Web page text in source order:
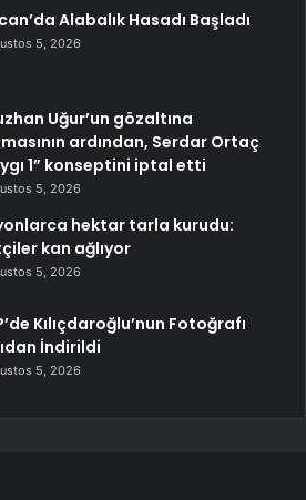
Alabalık Hasadı Başladı
5, 2026
Uğur’un gözaltına
ardından, Serdar Ortaç
1” konseptini iptal etti
5, 2026
hektar tarla kurudu:
kan ağlıyor
5, 2026
Kılıçdaroğlu’nun Fotoğrafı
İndirildi
5, 2026